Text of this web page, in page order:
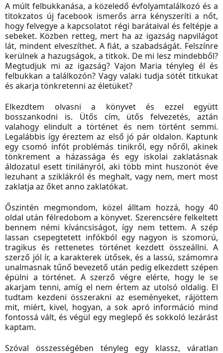
A múlt felbukkanása, a közeledő évfolyamtalálkozó és a
titokzatos új facebook ismerős arra kényszeríti a nőt,
hogy felvegye a kapcsolatot régi barátaival és feltépje a
sebeket. Közben retteg, mert ha az igazság napvilágot
lát, mindent elveszíthet. A fiát, a szabadságát. Felszínre
kerülnek a hazugságok, a titkok. De mi lesz mindebből?
Megtudjuk mi az igazság? Vajon Maria tényleg él és
felbukkan a találkozón? Vagy valaki tudja sötét titkukat
és akarja tönkretenni az életüket?
Elkezdtem olvasni a könyvet és ezzel együtt
bosszankodni is. Ütős cím, ütős felvezetés, aztán
valahogy elindult a történet és nem történt semmi.
Legalábbis így éreztem az első jó pár oldalon. Kaptunk
egy csomó infót problémás tinikről, egy nőről, akinek
tönkrement a házassága és egy iskolai zaklatásnak
áldozatul esett tinilányról, aki több mint huszonöt éve
lezuhant a sziklákról és meghalt, vagy nem, mert most
zaklatja az őket anno zaklatókat.
Őszintén megmondom, közel álltam hozzá, hogy 40
oldal után félredobom a könyvet. Szerencsére felkeltett
bennem némi kíváncsiságot, így nem tettem. A szép
lassan csepegtetett infókból egy nagyon is szomorú,
tragikus és rettenetes történet kezdett összeállni. A
szerző jól ír, a karakterek ütősek, és a lassú, számomra
unalmasnak tűnő bevezető után pedig elkezdett szépen
épülni a történet. A szerző végre elérte, hogy le se
akarjam tenni, amíg el nem értem az utolsó oldalig. El
tudtam kezdeni összerakni az eseményeket, rájöttem
mit, miért, kivel, hogyan, a sok apró információ mind
fontossá vált, és végül egy meglepő és sokkoló lezárást
kaptam.
Szóval összességében tényleg egy klassz, váratlan